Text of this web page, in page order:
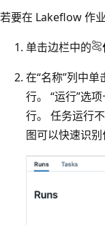
若要在 Lakeflow 作
单击边栏中的
在“名称”列中
行。 “运行”选
行。 任务运行
图可以快速识别